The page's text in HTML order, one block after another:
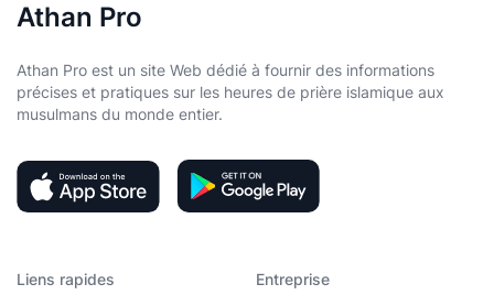
Athan Pro
Athan Pro est un site Web dédié à fournir des informations
précises et pratiques sur les heures de prière islamique aux
musulmans du monde entier.
Liens rapides
Entreprise